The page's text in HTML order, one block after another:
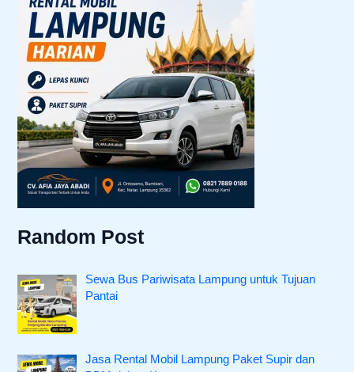
Random Post
Sewa Bus Pariwisata Lampung untuk Tujuan
Pantai
Jasa Rental Mobil Lampung Paket Supir dan